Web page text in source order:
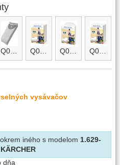
Q038-micro Q038-micro.B Q038.A Q038.B
vysávačov
iného s modelom 1.629-
KÄRCHER
dňa